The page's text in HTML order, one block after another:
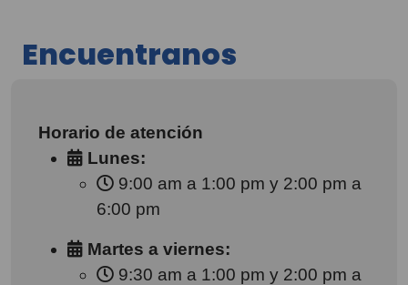
Encuentranos
Horario de atención
Lunes:
9:00 am a 1:00 pm y 2:00 pm a
6:00 pm
Martes a viernes:
9:30 am a 1:00 pm y 2:00 pm a